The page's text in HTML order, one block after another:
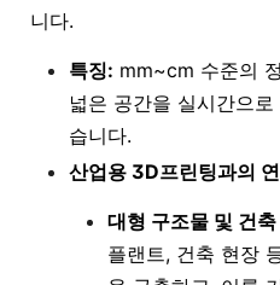
니다.
특징: mm~cm 수준의
넓은 공간을 실시간으
습니다.
산업용 3D프린팅과의
대형 구조물 및 건
플랜트, 건축 현장